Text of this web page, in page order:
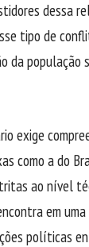
dessa
tipo de
da população
exige
como a do
ao nível
em uma
políticas